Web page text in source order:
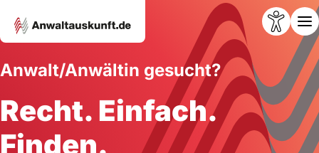
Anwalt/Anwältin gesucht?
Recht. Einfach.
Finden.